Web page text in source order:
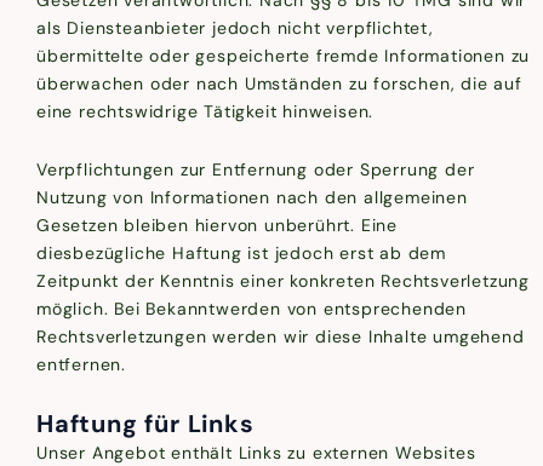
als Diensteanbieter jedoch nicht verpflichtet,
übermittelte oder gespeicherte fremde Informationen zu
überwachen oder nach Umständen zu forschen, die auf
eine rechtswidrige Tätigkeit hinweisen.
Verpflichtungen zur Entfernung oder Sperrung der
Nutzung von Informationen nach den allgemeinen
Gesetzen bleiben hiervon unberührt. Eine
diesbezügliche Haftung ist jedoch erst ab dem
Zeitpunkt der Kenntnis einer konkreten Rechtsverletzung
möglich. Bei Bekanntwerden von entsprechenden
Rechtsverletzungen werden wir diese Inhalte umgehend
entfernen.
Haftung für Links
Unser Angebot enthält Links zu externen Websites